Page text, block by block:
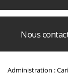
Nous
Administration :